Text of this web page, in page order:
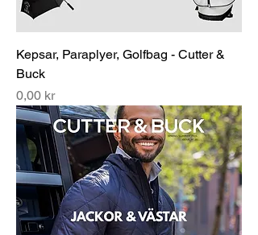
Kepsar, Paraplyer, Golfbag - Cutter &
Buck
Pris
0,00 kr